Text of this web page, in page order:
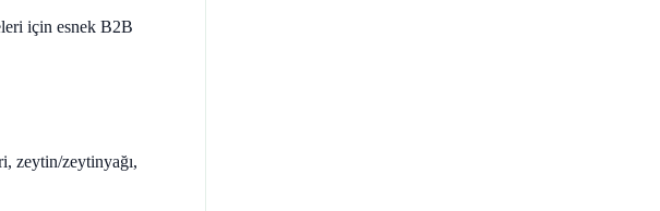
için esnek B2B
zeytin/zeytinyağı,